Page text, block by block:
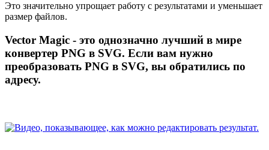
Это значительно упрощает работу с результатами и уменьшает
размер файлов.
Vector Magic - это однозначно лучший в мире
конвертер PNG в SVG. Если вам нужно
преобразовать PNG в SVG, вы обратились по
адресу.